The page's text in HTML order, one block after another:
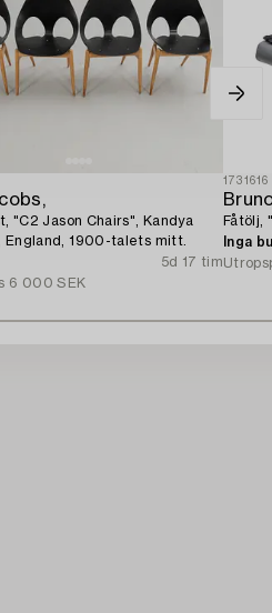
"C2 Jason Chairs", Kandya
England, 1900-talets mitt.
5d 17 tim
6 000 SEK
1731616
Fåtölj,
Inga